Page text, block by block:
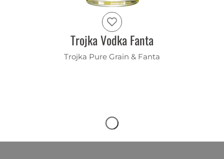
Trojka Vodka Fanta
Trojka Pure Grain & Fanta